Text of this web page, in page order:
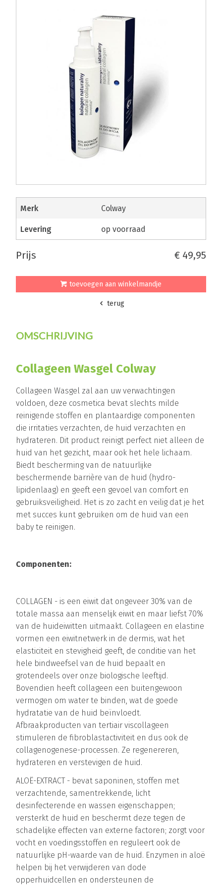
merk Colway
levering op voorraad
prijs € 49,95
toevoegen aan winkelmandje
terug
OMSCHRIJVING
Collageen Wasgel Colway
Collageen Wasgel zal aan uw verwachtingen
voldoen, deze cosmetica bevat slechts milde
reinigende stoffen en plantaardige componenten
die irritaties verzachten, de huid verzachten en
hydrateren. Dit product reinigt perfect niet alleen de
huid van het gezicht, maar ook het hele lichaam.
Biedt bescherming van de natuurlijke
beschermende barrière van de huid (hydro-
lipidenlaag) en geeft een gevoel van comfort en
gebruiksveiligheid. Het is zo zacht en veilig dat je het
met succes kunt gebruiken om de huid van een
baby te reinigen.
Componenten:
COLLAGEN - is een eiwit dat ongeveer 30% van de
totale massa aan menselijk eiwit en maar liefst 70%
van de huideiwitten uitmaakt. Collageen en elastine
vormen een eiwitnetwerk in de dermis, wat het
elasticiteit en stevigheid geeft, de conditie van het
hele bindweefsel van de huid bepaalt en
grotendeels over onze biologische leeftijd.
Bovendien heeft collageen een buitengewoon
vermogen om water te binden, wat de goede
hydratatie van de huid beïnvloedt.
Afbraakproducten van tertiair viscollageen
stimuleren de fibroblastactiviteit en dus ook de
collagenogenese-processen. Ze regenereren,
hydrateren en verstevigen de huid.
ALOË-EXTRACT - bevat saponinen, stoffen met
verzachtende, samentrekkende, licht
desinfecterende en wassen eigenschappen;
versterkt de huid en beschermt deze tegen de
schadelijke effecten van externe factoren; zorgt voor
vocht en voedingsstoffen en reguleert ook de
natuurlijke pH-waarde van de huid. Enzymen in aloë
helpen bij het verwijderen van dode
opperhuidcellen en ondersteunen de